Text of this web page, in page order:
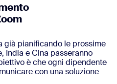
già pianificando le prossime
India e Cina passeranno
è che ogni dipendente
con una soluzione